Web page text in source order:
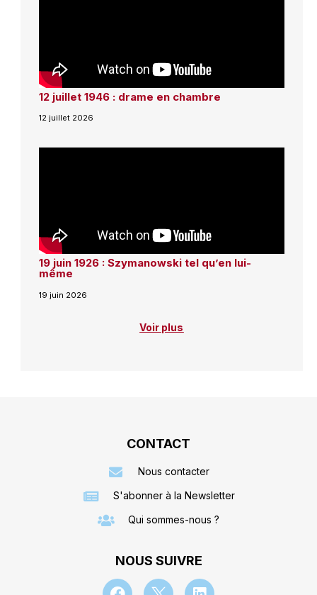
12 juillet 1946 : drame en chambre
12 juillet 2026
19 juin 1926 : Szymanowski tel qu’en lui-
même
19 juin 2026
Voir plus
CONTACT
Nous contacter
S'abonner à la Newsletter
Qui sommes-nous ?
NOUS SUIVRE